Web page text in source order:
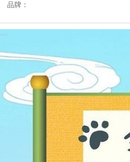
品牌：